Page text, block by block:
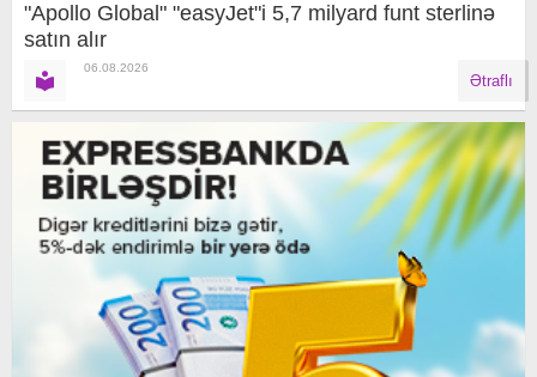
"Apollo Global" "easyJet"i 5,7 milyard funt sterlinə
satın alır
06.08.2026
Ətraflı